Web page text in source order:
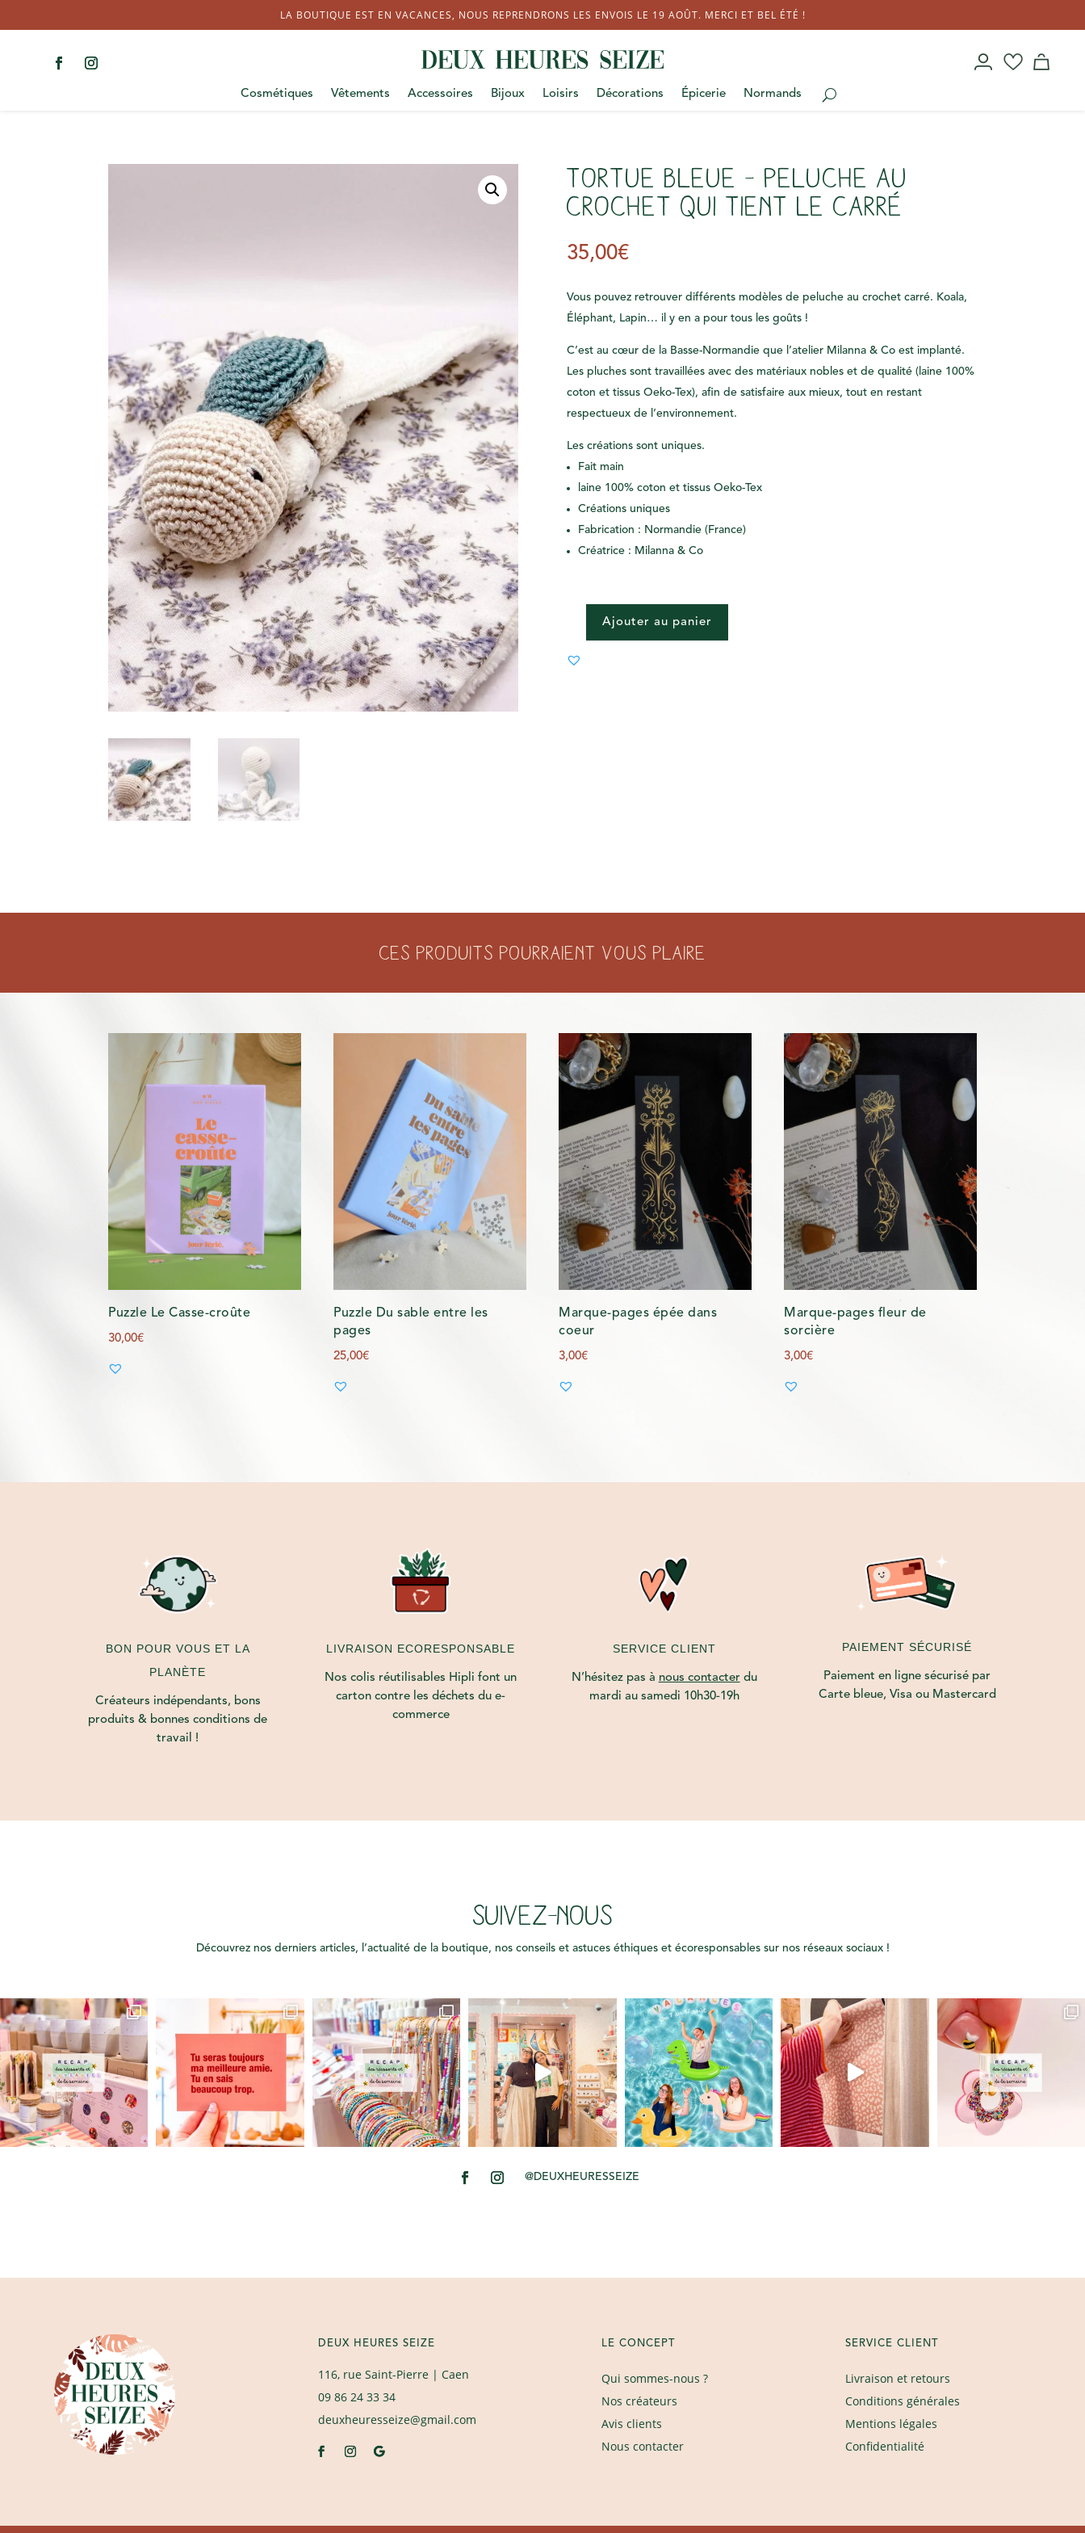
LA BOUTIQUE EST EN VACANCES, NOUS REPRENDRONS LES ENVOIS LE 19 AOÛT. MERCI ET BEL ÉTÉ !
Cosmétiques Vêtements Accessoires Bijoux Loisirs Décorations Épicerie Normands
Tortue bleue – Peluche au
crochet qui tient le carré
35,00€
Vous pouvez retrouver différentsmodèles de peluche au crochet carré. Koala,
Éléphant, Lapin… il y en a pour tous les goûts !
C’est au cœur de la Basse-Normandie que l’atelier Milanna & Co est implanté.
Les pluches sont travaillées avec des matériaux nobles et de qualité (laine 100%
coton et tissus Oeko-Tex), afin de satisfaire aux mieux, tout en restant
respectueux de l’environnement.
Les créations sont uniques.
Fait main
laine 100% coton et tissus Oeko-Tex
Créations uniques
Fabrication : Normandie (France)
Créatrice : Milanna & Co
QUANTITÉ
TORTUE
Ajouter au panier
Ces produits pourraient vous plaire
Puzzle Le Casse-croûte
30,00€
Puzzle Du sable entre les
pages
25,00€
Marque-pages épée dans
coeur
3,00€
Marque-pages fleur de
sorcière
3,00€
BON POUR VOUS ET LA
PLANÈTE
Créateurs indépendants, bons
produits & bonnes conditions de
travail !
LIVRAISON ECORESPONSABLE
Nos colis réutilisables Hipli font un
carton contre les déchets du e-
commerce
SERVICE CLIENT
N’hésitez pas à nous contacter du
mardi au samedi 10h30-19h
PAIEMENT SÉCURISÉ
Paiement en ligne sécurisé par
Carte bleue, Visa ou Mastercard
SUIVEZ-NOUS
Découvrez nos derniers articles, l’actualité de la boutique, nos conseils et astuces éthiques et écoresponsables sur nos réseaux sociaux !
@DEUXHEURESSEIZE
DEUX HEURES SEIZE
116, rue Saint-Pierre| Caen
09 86 24 33 34
deuxheuresseize@gmail.com
LE CONCEPT
Qui sommes-nous ?
Nos créateurs
Avis clients
Nous contacter
SERVICE CLIENT
Livraison et retours
Conditions générales
Mentions légales
Confidentialité